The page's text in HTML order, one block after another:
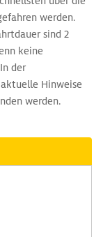
werden.
sind 2
keine
der
Hinweise
werden.